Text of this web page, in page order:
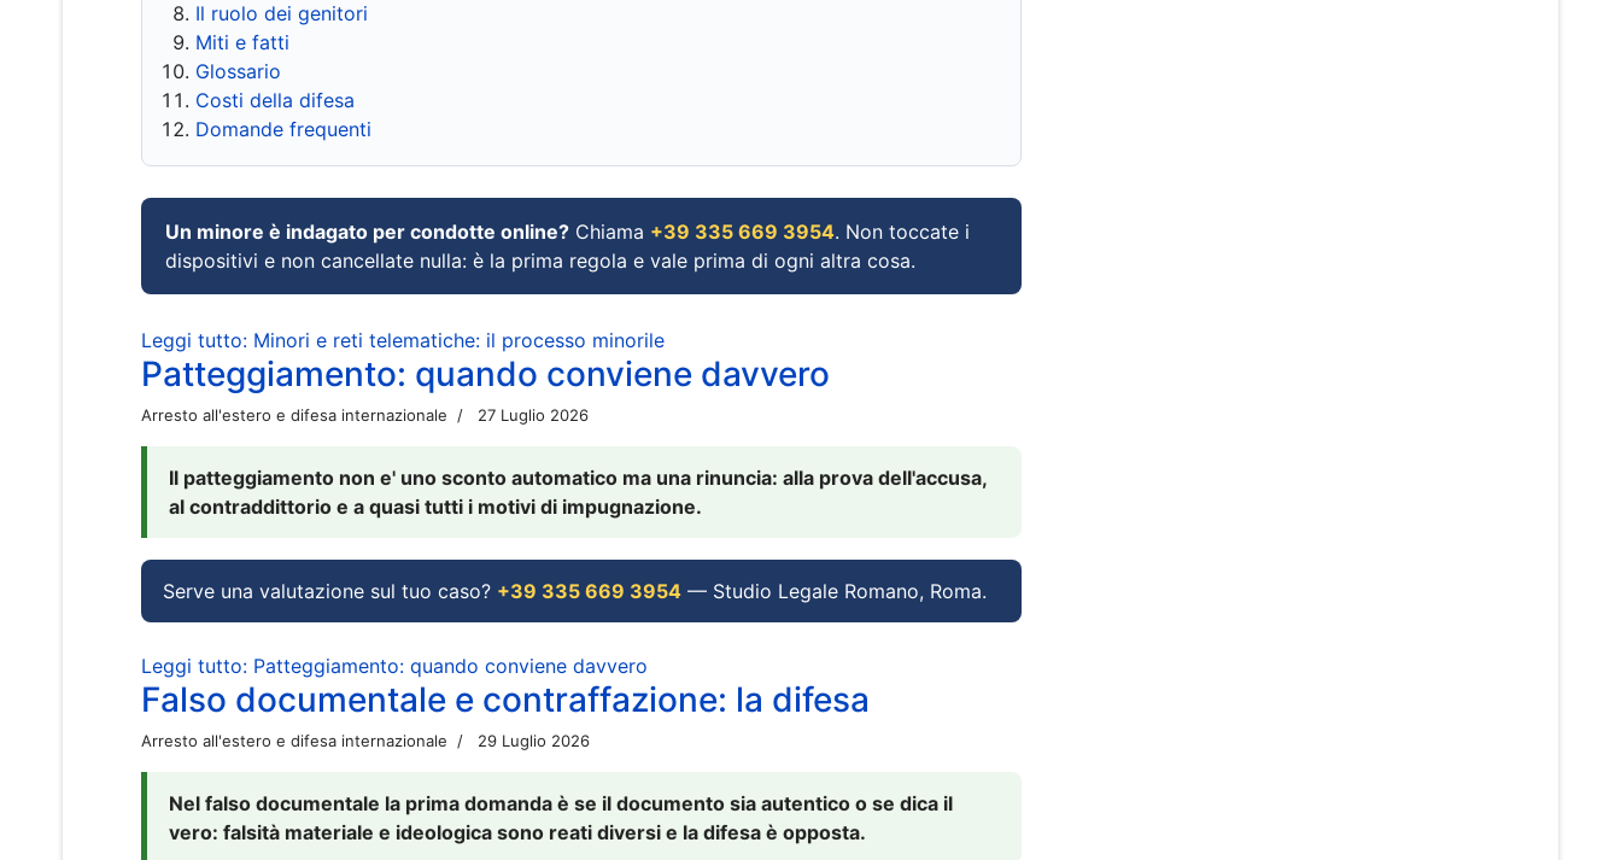
Il ruolo dei genitori
Miti e fatti
Glossario
Costi della difesa
Domande frequenti
Un minore è indagato per condotte online? Chiama +39 335 669 3954. Non toccate i
dispositivi e non cancellate nulla: è la prima regola e vale prima di ogni altra cosa.
Leggi tutto: Minori e reti telematiche: il processo minorile
Patteggiamento: quando conviene davvero
Arresto all'estero e difesa internazionale 27 Luglio 2026
Il patteggiamento non e' uno sconto automatico ma una rinuncia: alla prova dell'accusa,
al contraddittorio e a quasi tutti i motivi di impugnazione.
Serve una valutazione sul tuo caso? +39 335 669 3954 — Studio Legale Romano, Roma.
Leggi tutto: Patteggiamento: quando conviene davvero
Falso documentale e contraffazione: la difesa
Arresto all'estero e difesa internazionale 29 Luglio 2026
Nel falso documentale la prima domanda è se il documento sia autentico o se dica il
vero: falsità materiale e ideologica sono reati diversi e la difesa è opposta.